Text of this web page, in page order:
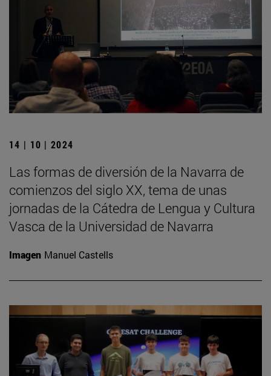
14 | 10 | 2024
Las formas de diversión de la Navarra de
comienzos del siglo XX, tema de unas
jornadas de la Cátedra de Lengua y Cultura
Vasca de la Universidad de Navarra
Imagen Manuel Castells